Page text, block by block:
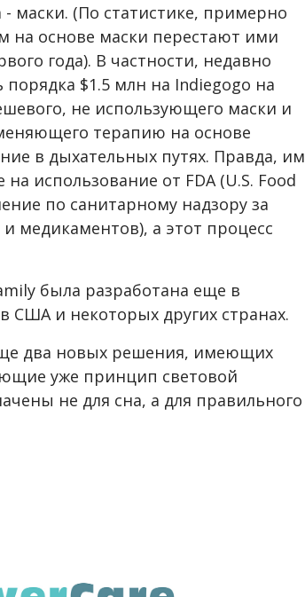
маски. (По статистике, примерно
на основе маски перестают ими
года). В частности, недавно
порядка $1.5 млн на Indiegogo на
не использующего маски и
терапию на основе
в дыхательных путях. Правда, им
использование от FDA (U.S. Food
по санитарному надзору за
медикаментов), а этот процесс
была разработана еще в
США и некоторых других странах.
два новых решения, имеющих
уже принцип световой
не для сна, а для правильного